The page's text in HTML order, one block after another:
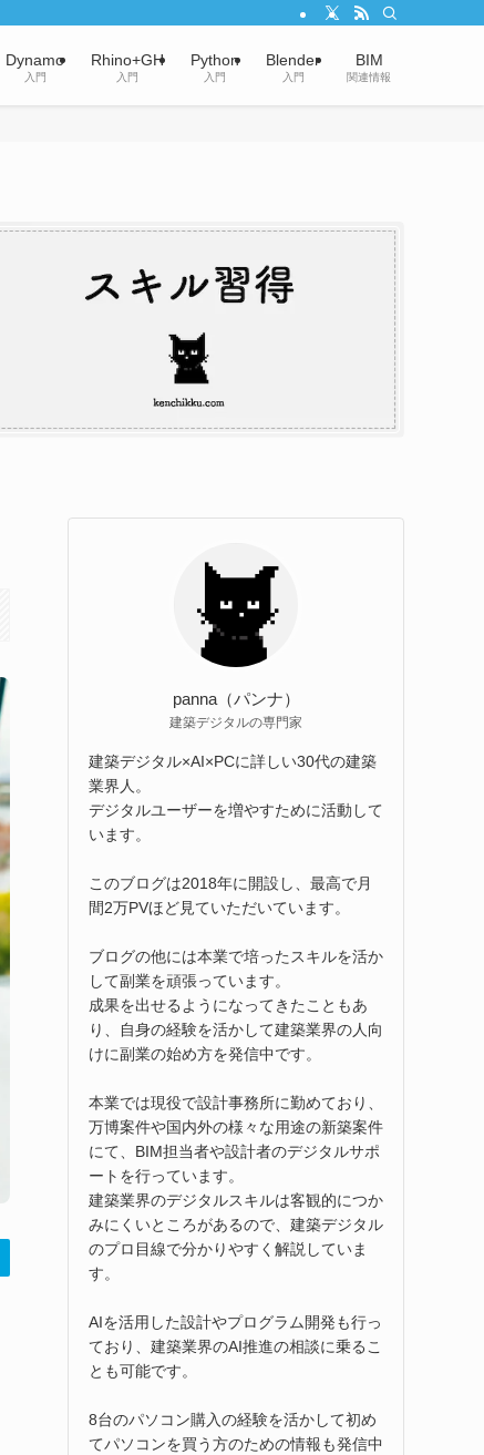
Dynamo
入門
Rhino+GH
入門
Python
入門
Blender
入門
BIM
関連情報
panna（パンナ）
建築デジタルの専門家
建築デジタル×AI×PCに詳しい30代の建築
業界人。
デジタルユーザーを増やすために活動して
います。
このブログは2018年に開設し、最高で月
間2万PVほど見ていただいています。
ブログの他には本業で培ったスキルを活か
して副業を頑張っています。
成果を出せるようになってきたこともあ
り、自身の経験を活かして建築業界の人向
けに副業の始め方を発信中です。
本業では現役で設計事務所に勤めており、
万博案件や国内外の様々な用途の新築案件
にて、BIM担当者や設計者のデジタルサポ
ートを行っています。
建築業界のデジタルスキルは客観的につか
みにくいところがあるので、建築デジタル
のプロ目線で分かりやすく解説していま
す。
AIを活用した設計やプログラム開発も行っ
ており、建築業界のAI推進の相談に乗るこ
とも可能です。
8台のパソコン購入の経験を活かして初め
てパソコンを買う方のための情報も発信中